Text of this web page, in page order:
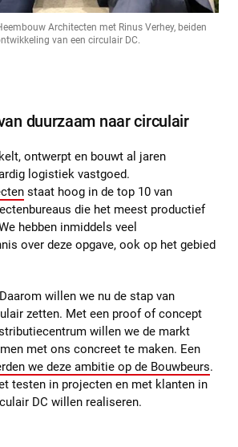
Architecten met Rinus Verhey, beiden
van een circulair DC.
duurzaam naar circulair
ontwerpt en bouwt al jaren
logistiek vastgoed.
staat hoog in de top 10 van
die het meest productief
hebben inmiddels veel
over deze opgave, ook op het gebied
willen we nu de stap van
zetten. Met een proof of concept
willen we de markt
met ons concreet te maken. Een
we deze ambitie op de Bouwbeurs.
testen in projecten en met klanten in
DC willen realiseren.